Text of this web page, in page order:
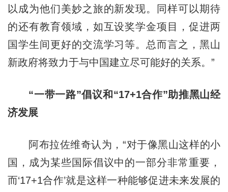
以成为他们美妙之旅的新发现。同样可以期待
的还有教育领域，如互设奖学金项目，促进两
国学生间更好的交流学习等。总而言之，黑山
新政府将致力于与中国建立尽可能好的关系。”
“一带一路”倡议和“17+1合作”助推黑山经
济发展
阿布拉佐维奇认为，“对于像黑山这样的小
国，成为某些国际倡议中的一部分非常重要，
而‘17+1合作’就是这样一种能够促进未来发展的